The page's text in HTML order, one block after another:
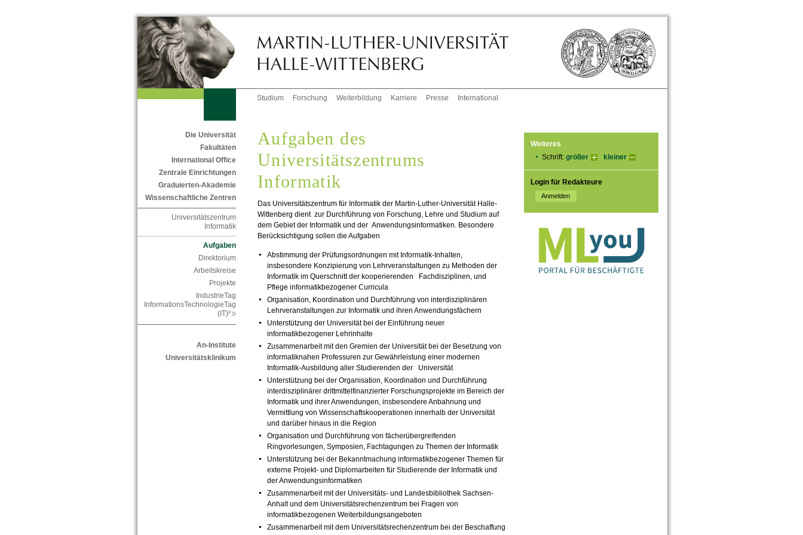
Studium Forschung Weiterbildung Karriere Presse International
Die Universität
Fakultäten
International Office
Zentrale Einrichtungen
Graduierten-Akademie
Wissenschaftliche Zentren
Universitätszentrum
Informatik
Aufgaben
Direktorium
Arbeitskreise
Projekte
IndustrieTag
InformationsTechnologieTag
(IT)²
An-Institute
Universitätsklinikum
Weiteres
Schrift: größer kleiner
Login für Redakteure
Aufgaben des
Universitätszentrums
Informatik
Das Universitätszentrum für Informatik der Martin-Luther-Universität Halle-
Wittenberg dient zur Durchführung von Forschung, Lehre und Studium auf
dem Gebiet der Informatik und der Anwendungsinformatiken. Besondere
Berücksichtigung sollen die Aufgaben
Abstimmung der Prüfungsordnungen mit Informatik-Inhalten,
insbesondere Konzipierung von Lehrveranstaltungen zu Methoden der
Informatik im Querschnitt der kooperierenden Fachdisziplinen, und
Pflege informatikbezogener Curricula
Organisation, Koordination und Durchführung von interdisziplinären
Lehrveranstaltungen zur Informatik und ihren Anwendungsfächern
Unterstützung der Universität bei der Einführung neuer
informatikbezogener Lehrinhalte
Zusammenarbeit mit den Gremien der Universität bei der Besetzung von
informatiknahen Professuren zur Gewährleistung einer modernen
Informatik-Ausbildung aller Studierenden der Universität
Unterstützung bei der Organisation, Koordination und Durchführung
interdisziplinärer drittmittelfinanzierter Forschungsprojekte im Bereich der
Informatik und ihrer Anwendungen, insbesondere Anbahnung und
Vermittlung von Wissenschaftskooperationen innerhalb der Universität
und darüber hinaus in die Region
Organisation und Durchführung von fächerübergreifenden
Ringvorlesungen, Symposien, Fachtagungen zu Themen der Informatik
Unterstützung bei der Bekanntmachung informatikbezogener Themen für
externe Projekt- und Diplomarbeiten für Studierende der Informatik und
der Anwendungsinformatiken
Zusammenarbeit mit der Universitäts- und Landesbibliothek Sachsen-
Anhalt und dem Universitätsrechenzentrum bei Fragen von
informatikbezogenen Weiterbildungsangeboten
Zusammenarbeit mit dem Universitätsrechenzentrum bei der Beschaffung